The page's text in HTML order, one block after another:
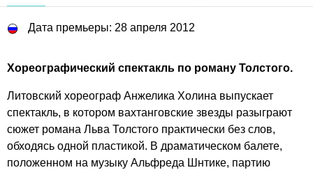
Дата премьеры: 28 апреля 2012
Хореографический спектакль по роману Толстого.
Литовский хореограф Анжелика Холина выпускает
спектакль, в котором вахтанговские звезды разыграют
сюжет романа Льва Толстого практически без слов,
обходясь одной пластикой. В драматическом балете,
положенном на музыку Альфреда Шнтике, партию